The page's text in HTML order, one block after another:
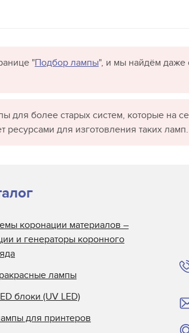
"Подбор лампы", и мы найдём даже
для более старых систем, которые на
ресурсами для изготовления таких ламп.
коронации материалов –
и генераторы коронного
лампы
блоки (UV LED)
для принтеров